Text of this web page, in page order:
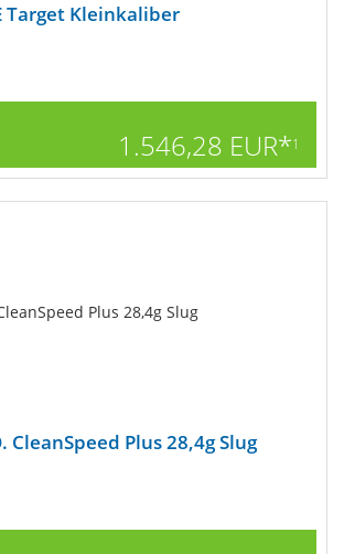
Target Kleinkaliber
1.546,28 EUR*1
CleanSpeed Plus 28,4g Slug